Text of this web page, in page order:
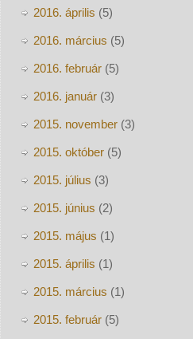
2016. április (5)
2016. március (5)
2016. február(5)
2016. január(3)
2015. november(3)
2015. október(5)
2015. július (3)
2015. június (2)
2015. május (1)
2015. április (1)
2015. március (1)
2015. február(5)